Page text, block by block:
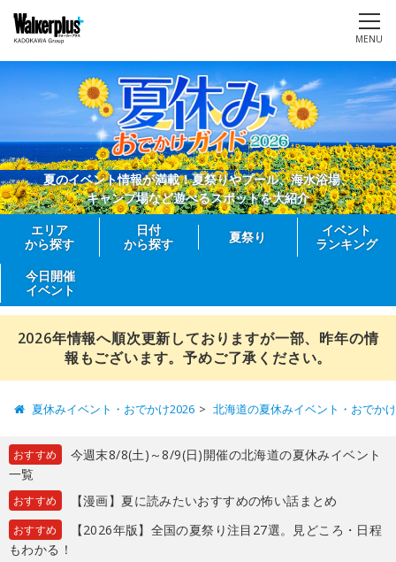
MENU
夏のイベント情報が満載！夏祭りやプール、海水浴場、
キャンプ場など遊べるスポットを大紹介
エリア
から探す
日付
から探す
夏祭り
イベント
ランキング
今日開催
イベント
2026年情報へ順次更新しておりますが一部、昨年の情
報もございます。予めご了承ください。
夏休みイベント・おでかけ2026 北海道の夏休みイベント・おでか
おすすめ
今週末8/8(土)～8/9(日)開催の北海道の夏休みイベント
一覧
おすすめ 【漫画】夏に読みたいおすすめの怖い話まとめ
おすすめ
【2026年版】全国の夏祭り注目27選。見どころ・日程
もわかる！